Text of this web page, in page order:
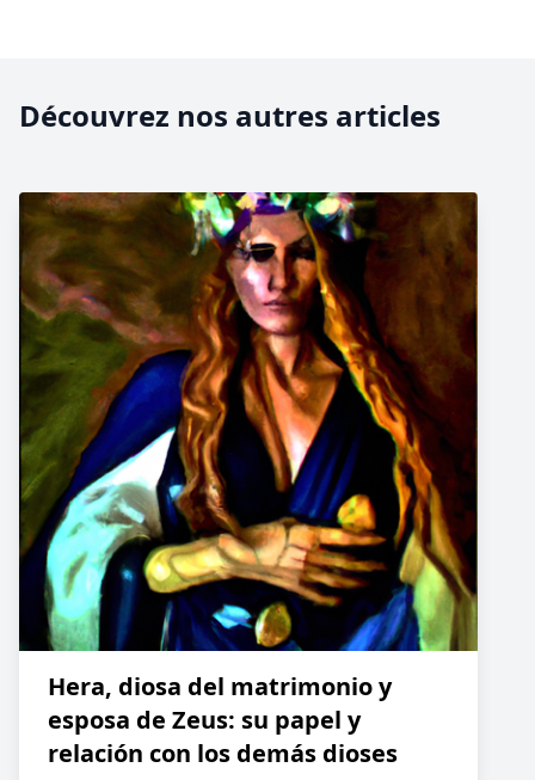
Découvrez nos autres articles
Hera, diosa del matrimonio y
esposa de Zeus: su papel y
relación con los demás dioses